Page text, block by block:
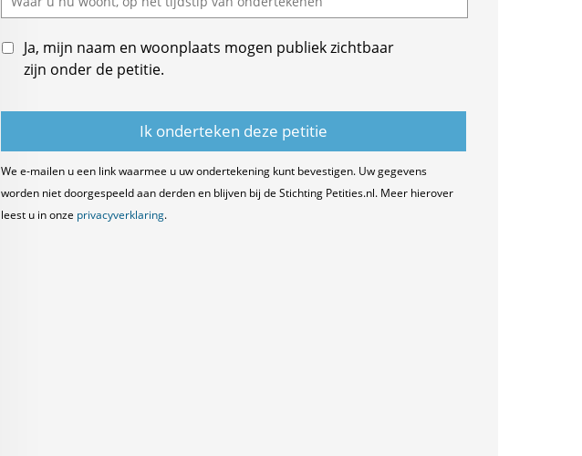
Ja, mijn naam en woonplaats mogen publiek zichtbaar
zijn onder de petitie.
We e-mailen u een link waarmee u uw ondertekening kunt bevestigen. Uw gegevens
worden niet doorgespeeld aan derden en blijven bij de Stichting Petities.nl. Meer hierover
leest u in onze privacyverklaring.